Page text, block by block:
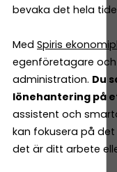
bevaka det hela
Med Spiris
egenföretagare
administration. Du
lönehantering på
assistent och
kan fokusera på
det är ditt arbete